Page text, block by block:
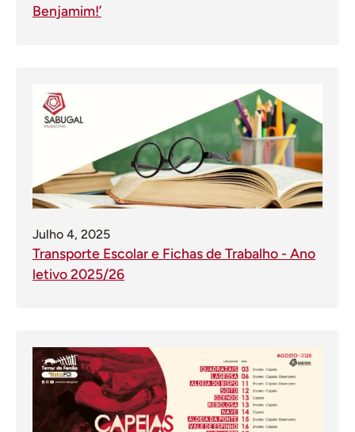
Benjamim!’
Julho 4, 2025
Transporte Escolar e Fichas de Trabalho - Ano
letivo 2025/26